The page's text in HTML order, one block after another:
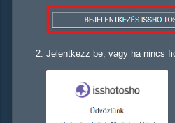
Jelentkezz be, vagy ha nincs